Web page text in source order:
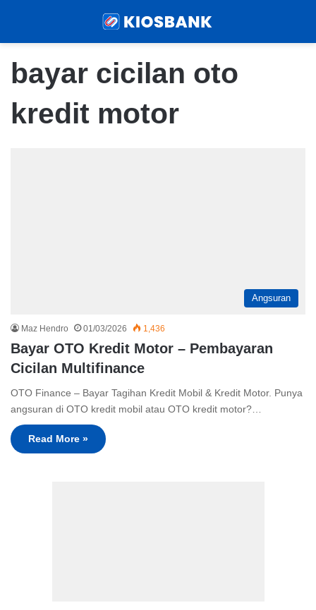
bayar cicilan oto
kredit motor
Angsuran
Maz Hendro 01/03/2026 1,436
Bayar OTO Kredit Motor – Pembayaran
Cicilan Multifinance
OTO Finance – Bayar Tagihan Kredit Mobil & Kredit Motor. Punya
angsuran di OTO kredit mobil atau OTO kredit motor?…
Read More »